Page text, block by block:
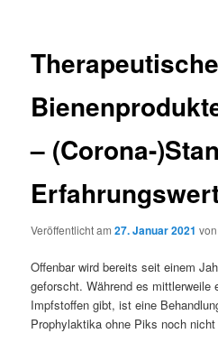
– (Corona-
Veröffentlicht am27. Januar 2021
Offenbar wird bereits seit einem
geforscht. Während es mittlerweile
Impfstoffen gibt, ist eine
Prophylaktika ohne Piks noch